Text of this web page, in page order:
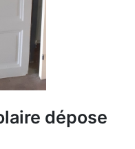
dépose